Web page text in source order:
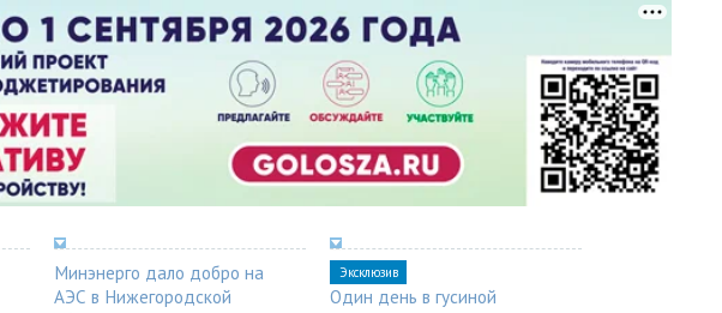
Минэнерго дало добро на
АЭС в Нижегородской
Эксклюзив
Один день в гусиной